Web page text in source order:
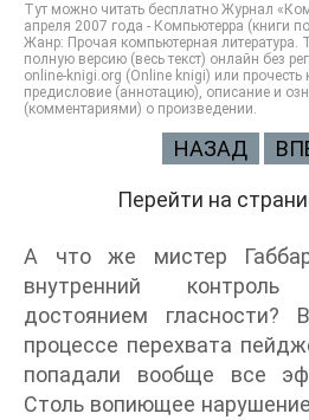
Тут можно читать бесплатно Журнал
апреля 2007 года - Компьютерра (книги
Жанр: Прочая компьютерная литература.
полную версию (весь текст) онлайн без
online-knigi.org (Online knigi) или прочесть
предисловие (аннотацию), описание и
(комментариями) о произведении.
НАЗАД
Перейти на
А что же мистер
внутренний
достоянием гласности?
процессе перехвата
попадали вообще все
Столь вопиющее